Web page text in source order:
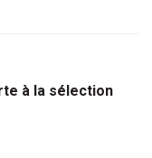
à la sélection